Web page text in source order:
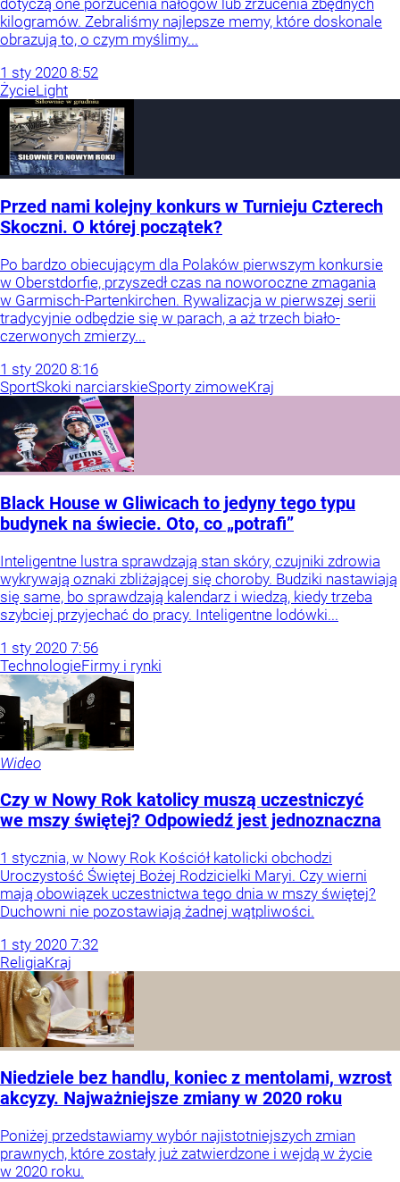
dotyczą one porzucenia nałogów lub zrzucenia zbędnych
kilogramów. Zebraliśmy najlepsze memy, które doskonale
obrazują to, o czym myślimy...
1 sty 2020 8:52
ŻycieLight
Przed nami kolejny konkurs w Turnieju Czterech
Skoczni. O której początek?
Po bardzo obiecującym dla Polaków pierwszym konkursie
w Oberstdorfie, przyszedł czas na noworoczne zmagania
w Garmisch-Partenkirchen. Rywalizacja w pierwszej serii
tradycyjnie odbędzie się w parach, a aż trzech biało-
czerwonych zmierzy...
1 sty 2020 8:16
SportSkoki narciarskieSporty zimoweKraj
Black House w Gliwicach to jedyny tego typu
budynek na świecie. Oto, co „potrafi”
Inteligentne lustra sprawdzają stan skóry, czujniki zdrowia
wykrywają oznaki zbliżającej się choroby. Budziki nastawiają
się same, bo sprawdzają kalendarz i wiedzą, kiedy trzeba
szybciej przyjechać do pracy. Inteligentne lodówki...
1 sty 2020 7:56
TechnologieFirmy i rynki
Wideo
Czy w Nowy Rok katolicy muszą uczestniczyć
we mszy świętej? Odpowiedź jest jednoznaczna
1 stycznia, w Nowy Rok Kościół katolicki obchodzi
Uroczystość Świętej Bożej Rodzicielki Maryi. Czy wierni
mają obowiązek uczestnictwa tego dnia w mszy świętej?
Duchowni nie pozostawiają żadnej wątpliwości.
1 sty 2020 7:32
ReligiaKraj
Niedziele bez handlu, koniec z mentolami, wzrost
akcyzy. Najważniejsze zmiany w 2020 roku
Poniżej przedstawiamy wybór najistotniejszych zmian
prawnych, które zostały już zatwierdzone i wejdą w życie
w 2020 roku.